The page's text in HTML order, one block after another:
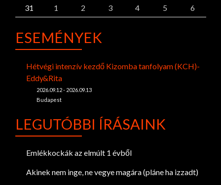
31
1 2 3 4 5 6
ESEMÉNYEK
Hétvégi intenzív kezdő Kizomba tanfolyam (KCH)-
Eddy&Rita
2026.09.12 - 2026.09.13
Budapest
LEGUTÓBBI ÍRÁSAINK
Emlékkockák az elmúlt 1 évből
Akinek nem inge, ne vegye magára (pláne ha izzadt)